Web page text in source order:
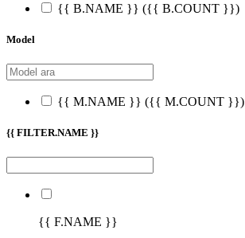
{{ B.NAME }} ({{ B.COUNT }})
Model
{{ M.NAME }} ({{ M.COUNT }})
{{ FILTER.NAME }}
{{ F.NAME }}